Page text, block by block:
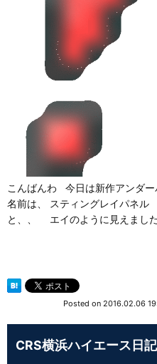
こんばんわ 今日は新作アンダ
名前は、 スティングレイパネ
と、、 エイのように見えまし
Posted on 2016.02.06
CRS横浜ハイエース日